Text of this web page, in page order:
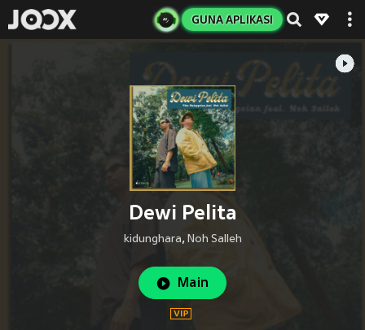
GUNA APLIKASI
Dewi Pelita
kidunghara, Noh Salleh
Main